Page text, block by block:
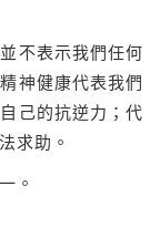
不表示我們任何
神健康代表我們
己的抗逆力；代
求助。
。